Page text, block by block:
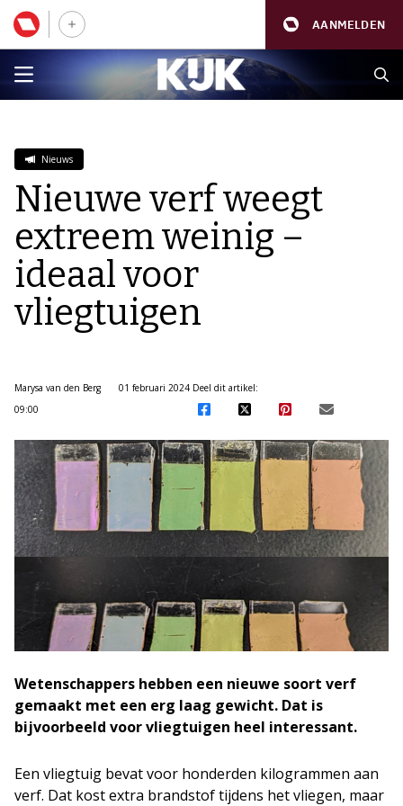
AANMELDEN
Nieuws
Nieuwe verf weegt
extreem weinig –
ideaal voor
vliegtuigen
Marysa van den Berg
01 februari 2024
09:00
Deel dit artikel:
Wetenschappers hebben een nieuwe soort verf
gemaakt met een erg laag gewicht. Dat is
bijvoorbeeld voor vliegtuigen heel interessant.
Een vliegtuig bevat voor honderden kilogrammen aan
verf. Dat kost extra brandstof tijdens het vliegen, maar